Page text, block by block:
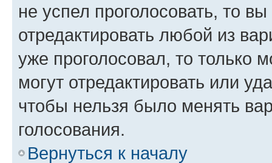
не успел проголосовать, то
отредактировать любой из
уже проголосовал, то только
могут отредактировать или
чтобы нельзя было менять
голосования.
Вернуться к началу